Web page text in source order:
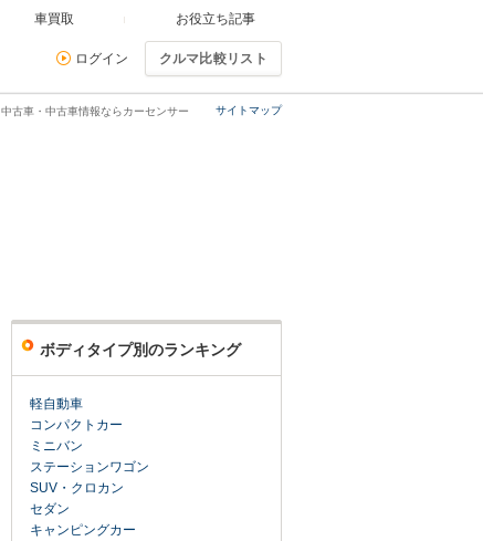
車買取 お役立ち記事
ログイン クルマ比較リスト
サイトマップ
古車・中古車情報ならカーセンサー
ボディタイプ別のランキング
軽自動車
コンパクトカー
ミニバン
ステーションワゴン
SUV・クロカン
セダン
キャンピングカー